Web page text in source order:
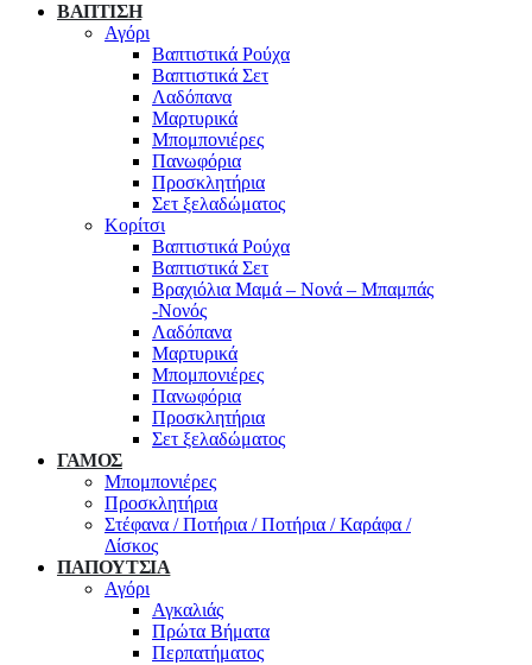
ΒΑΠΤΙΣΗ
Αγόρι
Βαπτιστικά Ρούχα
Βαπτιστικά Σετ
Λαδόπανα
Μαρτυρικά
Μπομπονιέρες
Πανωφόρια
Προσκλητήρια
Σετ ξελαδώματος
Κορίτσι
Βαπτιστικά Ρούχα
Βαπτιστικά Σετ
Βραχιόλια Μαμά – Νονά – Μπαμπάς
-Νονός
Λαδόπανα
Μαρτυρικά
Μπομπονιέρες
Πανωφόρια
Προσκλητήρια
Σετ ξελαδώματος
ΓΑΜΟΣ
Μπομπονιέρες
Προσκλητήρια
Στέφανα / Ποτήρια / Ποτήρια / Καράφα /
Δίσκος
ΠΑΠΟΥΤΣΙΑ
Αγόρι
Αγκαλιάς
Πρώτα Βήματα
Περπατήματος